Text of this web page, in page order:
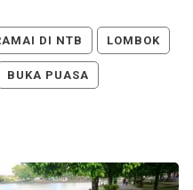
DI NTB LOMBOK
BUKA PUASA